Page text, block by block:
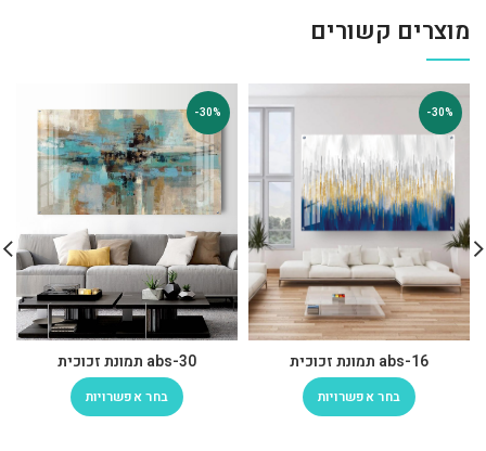
מוצרים קשורים
-30%
abs-16 תמונת זכוכית
בחר אפשרויות
-30%
abs-30 תמונת זכוכית
בחר אפשרויות